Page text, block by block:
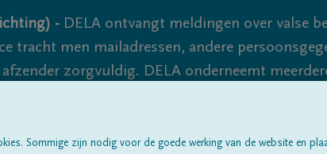
- DELA ontvangt meldingen over valse
tracht men mailadressen, andere
zorgvuldig. DELA onderneemt
uit te sluiten, dus blijf waakzaam.
Sommige zijn nodig voor de goede werking van de website en